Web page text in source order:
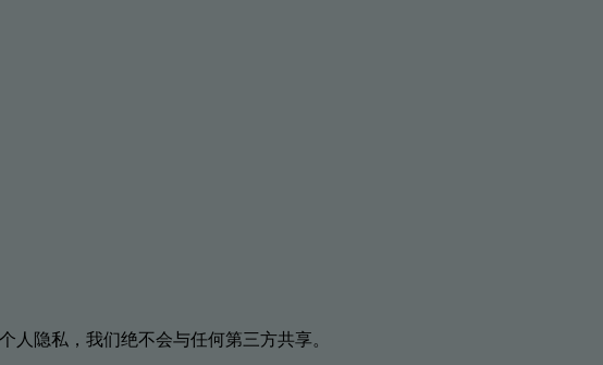
人隐私，我们绝不会与任何第三方共享。